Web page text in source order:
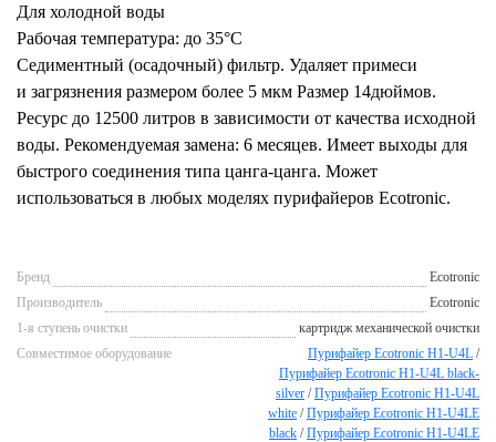
Для холодной воды
Рабочая температура: до 35°C
Седиментный (осадочный) фильтр. Удаляет примеси
и загрязнения размером более 5 мкм Размер 14дюймов.
Ресурс до 12500 литров в зависимости от качества исходной
воды. Рекомендуемая замена: 6 месяцев. Имеет выходы для
быстрого соединения типа цанга-цанга. Может
использоваться в любых моделях пурифайеров Ecotronic.
Бренд
Ecotronic
Производитель
Ecotronic
1-я ступень очистки
картридж механической очистки
Совместимое оборудование
Пурифайер Ecotronic H1-U4L /
Пурифайер Ecotronic H1-U4L black-
silver /Пурифайер Ecotronic H1-U4L
white /Пурифайер Ecotronic H1-U4LE
black /Пурифайер Ecotronic H1-U4LE